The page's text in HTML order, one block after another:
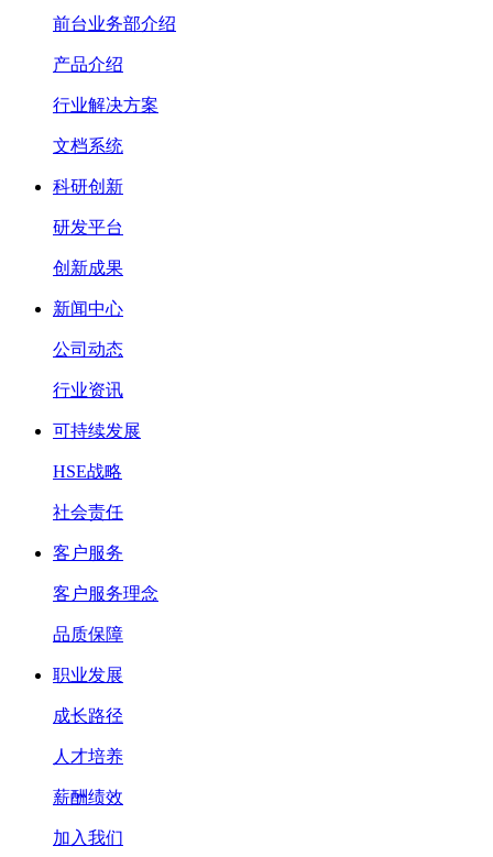
前台业务部介绍
产品介绍
行业解决方案
文档系统
科研创新
研发平台
创新成果
新闻中心
公司动态
行业资讯
可持续发展
HSE战略
社会责任
客户服务
客户服务理念
品质保障
职业发展
成长路径
人才培养
薪酬绩效
加入我们